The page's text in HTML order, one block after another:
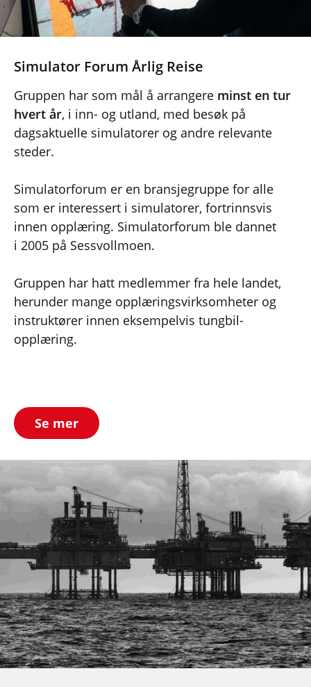
Simulator Forum Årlig Reise
Gruppen har som mål å arrangere minst en tur
hvert år, i inn- og utland, med besøk på
dagsaktuelle simulatorer og andre relevante
steder.
Simulatorforum er en bransjegruppe for alle
som er interessert i simulatorer, fortrinnsvis
innen opplæring. Simulatorforum ble dannet
i 2005 på Sessvollmoen.
Gruppen har hatt medlemmer fra hele landet,
herunder mange opplæringsvirksomheter og
instruktører innen eksempelvis tungbil-
opplæring.
Se mer